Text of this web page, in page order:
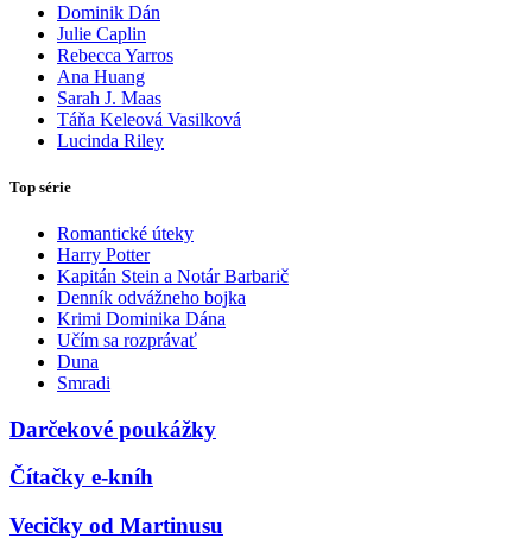
Dominik Dán
Julie Caplin
Rebecca Yarros
Ana Huang
Sarah J. Maas
Táňa Keleová Vasilková
Lucinda Riley
Top série
Romantické úteky
Harry Potter
Kapitán Stein a Notár Barbarič
Denník odvážneho bojka
Krimi Dominika Dána
Učím sa rozprávať
Duna
Smradi
Darčekové poukážky
Čítačky e-kníh
Vecičky od Martinusu